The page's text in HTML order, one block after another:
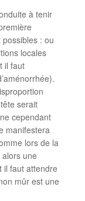
à tenir
: ou
locales
il faut
serait
cependant
manifestera
lors de la
une
il faut attendre
mûr est une